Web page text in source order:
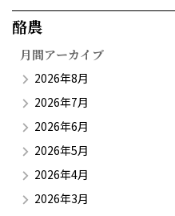
酪農​
月間アーカイブ
2026年8月
2026年7月
2026年6月
2026年5月
2026年4月
2026年3月